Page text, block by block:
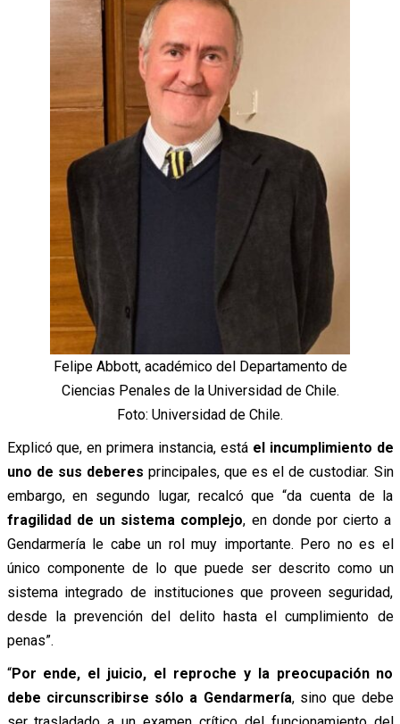
Felipe Abbott, académico del Departamento de
Ciencias Penales de la Universidad de Chile.
Foto: Universidad de Chile.
Explicó que, en primera instancia, está el incumplimiento de
uno de sus deberes principales, que es el de custodiar. Sin
embargo, en segundo lugar, recalcó que “da cuenta de la
fragilidad de un sistema complejo, en donde por cierto a
Gendarmería le cabe un rol muy importante. Pero no es el
único componente de lo que puede ser descrito como un
sistema integrado de instituciones que proveen seguridad,
desde la prevención del delito hasta el cumplimiento de
penas”.
“Por ende, el juicio, el reproche y la preocupación no
debe circunscribirse sólo a Gendarmería, sino que debe